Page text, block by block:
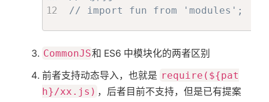
// import fun from 'modules';
CommonJS和 ES6 中模块化的两者区别
前者支持动态导入，也就是 require(${pat
h}/xx.js) ，后者目前不支持，但是已有提案